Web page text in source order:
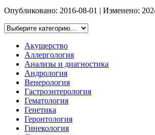
Опубликовано: 2016-08-01 | Изменено:
Акушерство
Аллергология
Анализы и диагностика
Андрология
Венерология
Гастроэнтерология
Гематология
Генетика
Геронтология
Гинекология